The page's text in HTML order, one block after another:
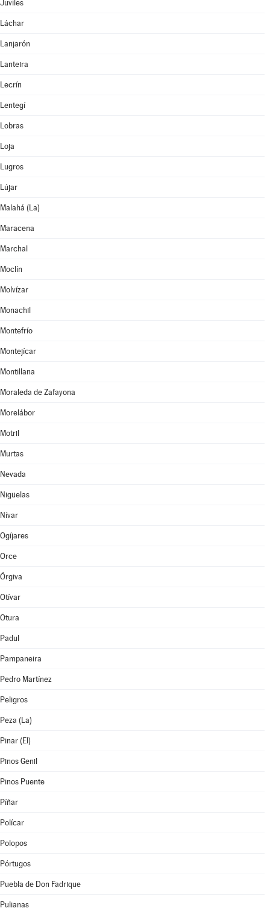
Juviles
Láchar
Lanjarón
Lanteira
Lecrín
Lentegí
Lobras
Loja
Lugros
Lújar
Malahá (La)
Maracena
Marchal
Moclín
Molvízar
Monachil
Montefrío
Montejícar
Montillana
Moraleda de Zafayona
Morelábor
Motril
Murtas
Nevada
Nigüelas
Nívar
Ogíjares
Orce
Órgiva
Otívar
Otura
Padul
Pampaneira
Pedro Martínez
Peligros
Peza (La)
Pinar (El)
Pinos Genil
Pinos Puente
Píñar
Polícar
Polopos
Pórtugos
Puebla de Don Fadrique
Pulianas